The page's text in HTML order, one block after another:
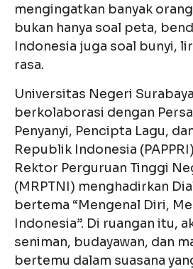
mengingatkan banyak
bukan hanya soal peta,
Indonesia juga soal bunyi,
rasa.
Universitas Negeri
berkolaborasi dengan
Penyanyi, Pencipta Lagu,
Republik Indonesia
Rektor Perguruan Tinggi
(MRPTNI) menghadirkan
bertema “Mengenal Diri,
Indonesia”. Di ruangan itu,
seniman, budayawan, dan
bertemu dalam suasana